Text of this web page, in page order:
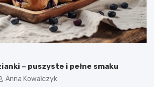
– puszyste i pełne smaku
Anna Kowalczyk